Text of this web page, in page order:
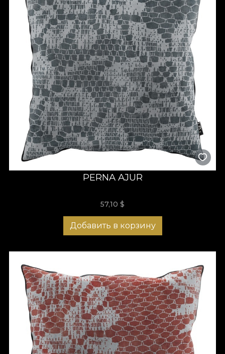
PERNA AJUR
57,10 $
Добавить в корзину